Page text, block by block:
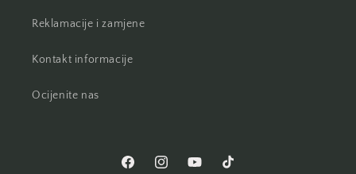
Reklamacije i zamjene
Kontakt informacije
Ocijenite nas
FacebookInstagramYouTubeTikTok